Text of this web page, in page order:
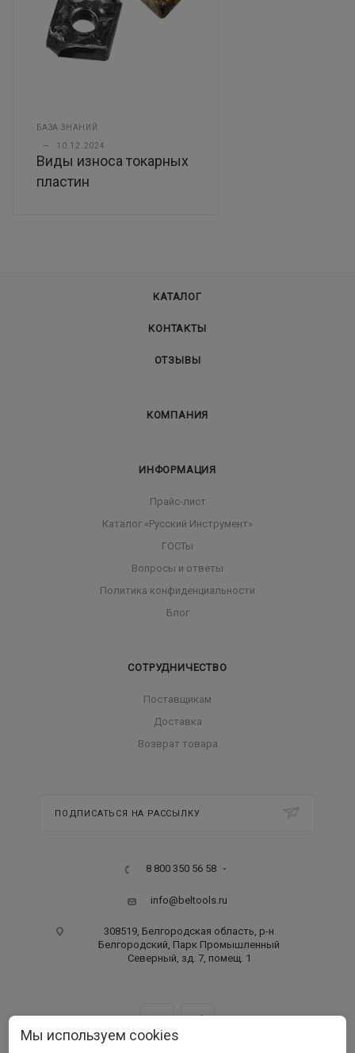
БАЗА ЗНАНИЙ
— 10.12.2024
Виды износа токарных
пластин
КАТАЛОГ
КОНТАКТЫ
ОТЗЫВЫ
КОМПАНИЯ
ИНФОРМАЦИЯ
Прайс-лист
Каталог «Русский Инструмент»
ГОСТы
Вопросы и ответы
Политика конфиденциальности
Блог
СОТРУДНИЧЕСТВО
Поставщикам
Доставка
Возврат товара
ПОДПИСАТЬСЯ НА РАССЫЛКУ
8 800 350 56 58
info@beltools.ru
308519, Белгородская область, р-н
Белгородский, Парк Промышленный
Северный, зд. 7, помещ. 1
Мы используем cookies